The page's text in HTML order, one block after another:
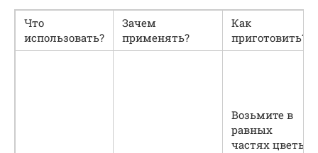
Что
использовать?
Зачем
применять?
Как
приготовить?
Возьмите в
равных
частях цветы